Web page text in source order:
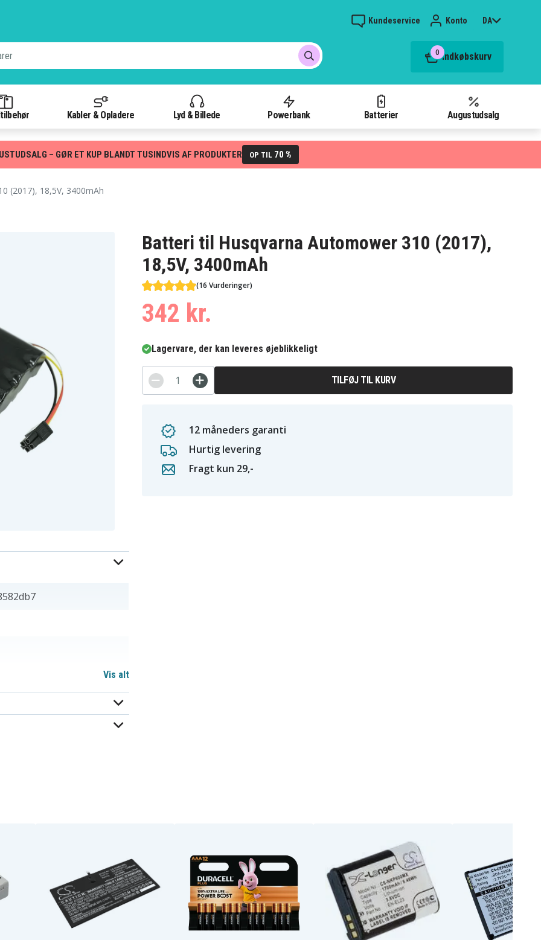
Kundeservice Konto DA
0 Indkøbskurv
Kabler & Opladere Lyd & Billede Powerbank Batterier Augustudsalg
– GØR ET KUP BLANDT TUSINDVIS AF PRODUKTER OP TIL 70 %
(2017), 18,5V, 3400mAh
Batteri til Husqvarna Automower 310 (2017),
18,5V, 3400mAh
(16 Vurderinger)
342 kr.
Lagervare, der kan leveres øjeblikkeligt
TILFØJ TIL KURV
12 måneders garanti
Hurtig levering
Fragt kun 29,-
Husqvarna Automower
315 (2018)
Vis alt